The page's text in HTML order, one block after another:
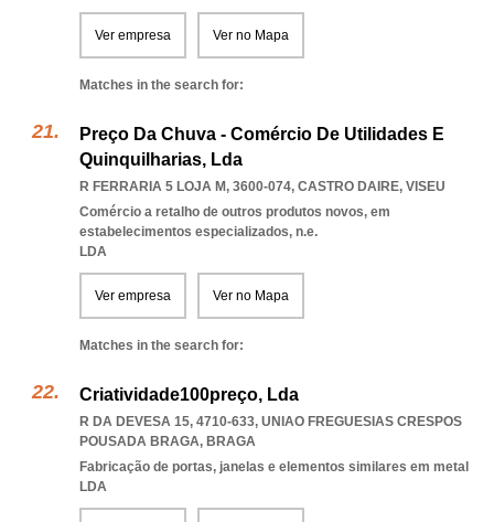
Ver empresa Ver no Mapa
Matches in the search for:
Preço Da Chuva - Comércio De Utilidades E
Quinquilharias, Lda
R FERRARIA 5 LOJA M, 3600-074, CASTRO DAIRE, VISEU
Comércio a retalho de outros produtos novos, em
estabelecimentos especializados, n.e.
LDA
Ver empresa Ver no Mapa
Matches in the search for:
Criatividade100preço, Lda
R DA DEVESA 15, 4710-633, UNIAO FREGUESIAS CRESPOS
POUSADA BRAGA, BRAGA
Fabricação de portas, janelas e elementos similares em metal
LDA